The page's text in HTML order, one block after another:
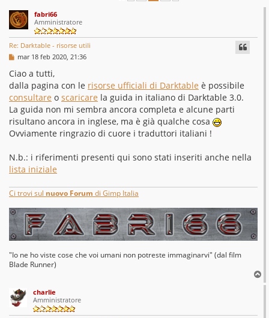
fabri66
Amministratore
Re: Darktable - risorse utili
M
s
s
a
g
g
i
o
mar 18 feb 2020, 21:36
Ciao a tutti,
dalla pagina con le risorse ufficiali di Darktable è possibile
consultare o scaricare la guida in italiano di Darktable 3.0.
La guida non mi sembra ancora completa e alcune parti
risultano ancora in inglese, ma è già qualche cosa
Ovviamente ringrazio di cuore i traduttori italiani !
N.b.: i riferimenti presenti qui sono stati inseriti anche nella
lista iniziale
Ci trovi sul nuovo Forum di Gimp Italia
"Io ne ho viste cose che voi umani non potreste immaginarvi" (dal film
Blade Runner)
o
charlie
Amministratore